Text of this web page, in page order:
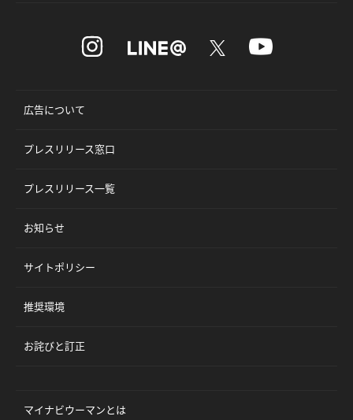
広告について
プレスリリース窓口
プレスリリース一覧
お知らせ
サイトポリシー
推奨環境
お詫びと訂正
マイナビウーマンとは